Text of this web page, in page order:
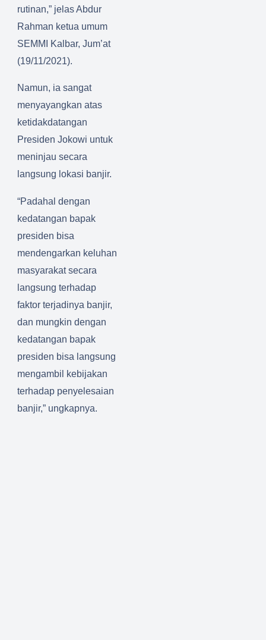
Sambas
rutinan,” jelas Abdur
Rahman ketua umum
SEMMI Kalbar, Jum’at
(19/11/2021).
Namun, ia sangat
menyayangkan atas
ketidakdatangan
Presiden Jokowi untuk
meninjau secara
langsung lokasi banjir.
“Padahal dengan
kedatangan bapak
presiden bisa
mendengarkan keluhan
masyarakat secara
langsung terhadap
faktor terjadinya banjir,
dan mungkin dengan
kedatangan bapak
presiden bisa langsung
mengambil kebijakan
terhadap penyelesaian
banjir,” ungkapnya.